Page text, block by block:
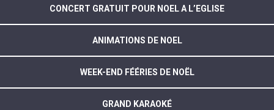
CONCERT GRATUIT POUR NOEL A L’EGLISE
ANIMATIONS DE NOEL
WEEK-END FÉÉRIES DE NOËL
GRAND KARAOKÉ